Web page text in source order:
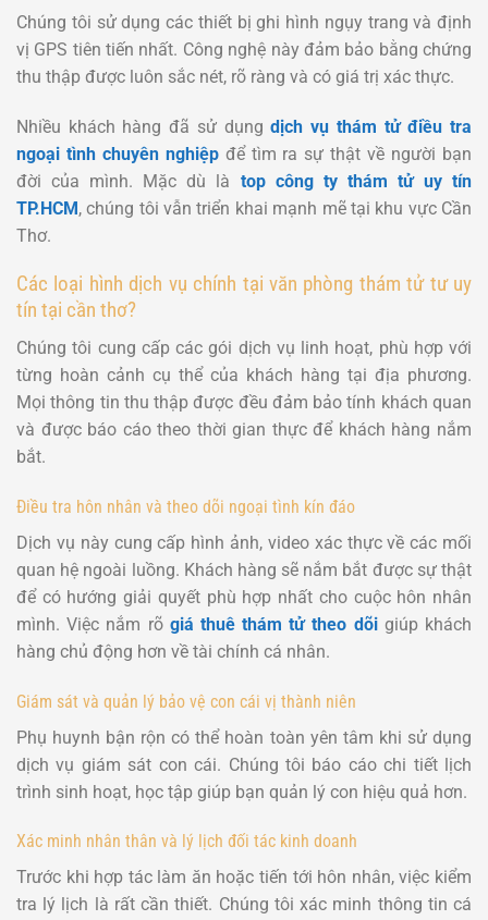
Chúng tôi sử dụng các thiết bị ghi hình ngụy trang và định
vị GPS tiên tiến nhất. Công nghệ này đảm bảo bằng chứng
thu thập được luôn sắc nét, rõ ràng và có giá trị xác thực.
Nhiều khách hàng đã sử dụngdịch vụ thám tử điều tra
ngoại tình chuyên nghiệpđể tìm ra sự thật về người bạn
đời của mình. Mặc dù là top công ty thám tử uy tín
TP.HCM, chúng tôi vẫn triển khai mạnh mẽ tại khu vực Cần
Thơ.
Các loại hình dịch vụ chính tại văn phòng thám tử tư uy
tín tại cần thơ?
Chúng tôi cung cấp các gói dịch vụ linh hoạt, phù hợp với
từng hoàn cảnh cụ thể của khách hàng tại địa phương.
Mọi thông tin thu thập được đều đảm bảo tính khách quan
và được báo cáo theo thời gian thực để khách hàng nắm
bắt.
Điều tra hôn nhân và theo dõi ngoại tình kín đáo
Dịch vụ này cung cấp hình ảnh, video xác thực về các mối
quan hệ ngoài luồng. Khách hàng sẽ nắm bắt được sự thật
để có hướng giải quyết phù hợp nhất cho cuộc hôn nhân
mình. Việc nắm rõ giá thuê thám tử theo dõigiúp khách
hàng chủ động hơn về tài chính cá nhân.
Giám sát và quản lý bảo vệ con cái vị thành niên
Phụ huynh bận rộn có thể hoàn toàn yên tâm khi sử dụng
dịch vụ giám sát con cái. Chúng tôi báo cáo chi tiết lịch
trình sinh hoạt, học tập giúp bạn quản lý con hiệu quả hơn.
Xác minh nhân thân và lý lịch đối tác kinh doanh
Trước khi hợp tác làm ăn hoặc tiến tới hôn nhân, việc kiểm
tra lý lịch là rất cần thiết. Chúng tôi xác minh thông tin cá